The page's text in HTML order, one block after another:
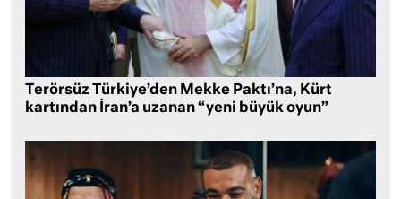
Terörsüz Türkiye’den Mekke Paktı’na, Kürt
kartından İran’a uzanan “yeni büyük oyun”